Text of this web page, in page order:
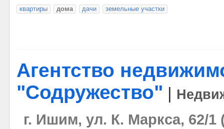
квартиры дома дачи земельные участки
Агентство
"Содружество"
г. Ишим, ул. К. Маркса, 62/1